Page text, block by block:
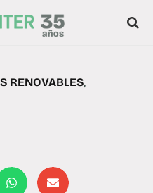
RENOVABLES,